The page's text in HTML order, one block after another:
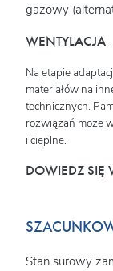
gazowy
WENTYLACJA
Na etapie
materiałów na
technicznych.
rozwiązań może
i cieplne.
DOWIEDZ SIĘ
Stan surowy